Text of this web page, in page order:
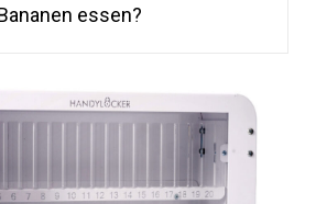
essen?